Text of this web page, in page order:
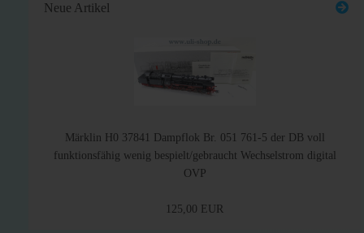
Neue Artikel
Märklin H0 37841 Dampflok Br. 051 761-5 der DB voll
funktionsfähig wenig bespielt/gebraucht Wechselstrom digital
OVP
125,00 EUR